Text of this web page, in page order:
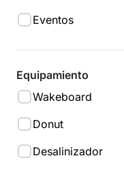
Eventos
Equipamiento
Wakeboard
Donut
Desalinizador